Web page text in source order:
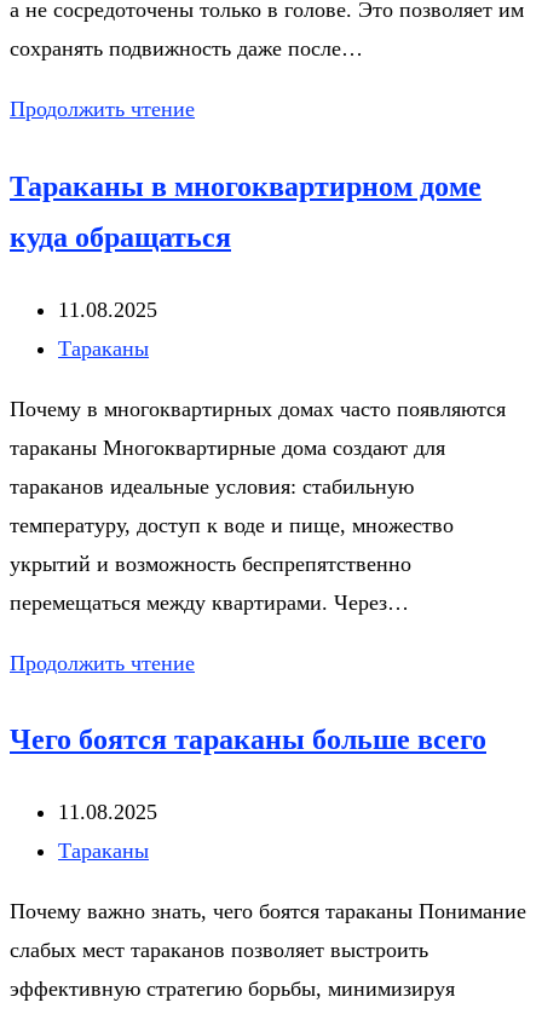
а не сосредоточены только в голове. Это позволяет им
сохранять подвижность даже после…
Продолжить чтениеСколько
таракан
домашних
условиях?
Тараканы в многоквартирном доме
куда обращаться
Запись
опубликована:
11.08.2025
Рубрика
Тараканы
Почему в многоквартирных домах часто появляются
тараканы Многоквартирные дома создают для
тараканов идеальные условия: стабильную
температуру, доступ к воде и пище, множество
укрытий и возможность беспрепятственно
перемещаться между квартирами. Через…
Продолжить чтениеТараканы
многоквартирном
Чего боятся тараканы больше всего
Запись
опубликована:
11.08.2025
Рубрика
Тараканы
Почему важно знать, чего боятся тараканы Понимание
слабых мест тараканов позволяет выстроить
эффективную стратегию борьбы, минимизируя